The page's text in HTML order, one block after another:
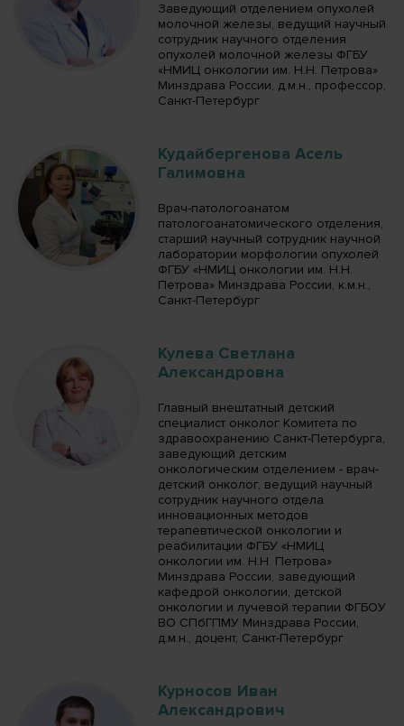
Заведующий отделением опухолей
молочной железы, ведущий научный
сотрудник научного отделения
опухолей молочной железы ФГБУ
«НМИЦ онкологии им. Н.Н. Петрова»
Минздрава России, д.м.н., профессор,
Санкт-Петербург
Кудайбергенова Асель
Галимовна
Врач-патологоанатом
патологоанатомического отделения,
старший научный сотрудник научной
лаборатории морфологии опухолей
ФГБУ «НМИЦ онкологии им. Н.Н.
Петрова» Минздрава России, к.м.н.,
Санкт-Петербург
Кулева Светлана
Александровна
Главный внештатный детский
специалист онколог Комитета по
здравоохранению Санкт-Петербурга,
заведующий детским
онкологическим отделением - врач-
детский онколог, ведущий научный
сотрудник научного отдела
инновационных методов
терапевтической онкологии и
реабилитации ФГБУ «НМИЦ
онкологии им. Н.Н. Петрова»
Минздрава России, заведующий
кафедрой онкологии, детской
онкологии и лучевой терапии ФГБОУ
ВО СПбГПМУ Минздрава России,
д.м.н., доцент, Санкт-Петербург
Курносов Иван
Александрович